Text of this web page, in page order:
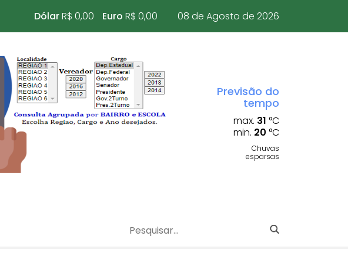
DólarR$ 0,00 Euro R$ 0,00 08 de Agosto de 2026
Previsão do
tempo
max. 31 °C
min. 20 °C
Chuvas
esparsas